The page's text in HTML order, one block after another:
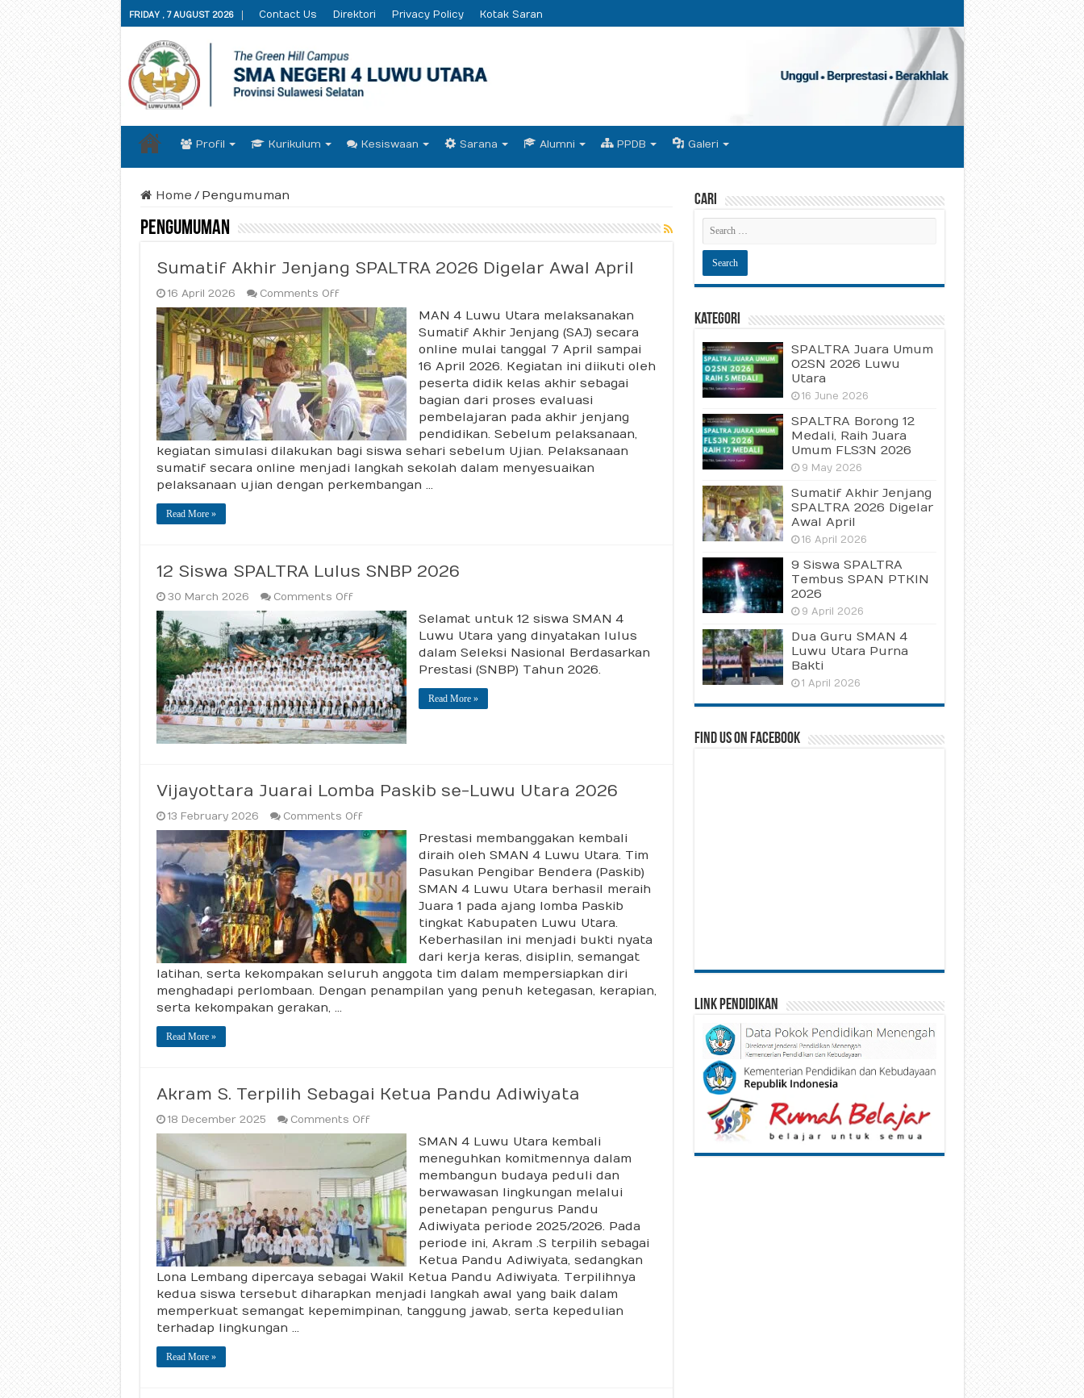
FRIDAY , 7 AUGUST 2026 Contact Us Direktori Privacy Policy Kotak Saran
Profil Kurikulum Kesiswaan Sarana Alumni PPDB Galeri
Home / Pengumuman
Pengumuman
Sumatif Akhir Jenjang SPALTRA 2026 Digelar Awal April
16 April 2026 Comments Offon
Sumatif
Akhir
Jenjang
SPALTRA
2026
Digelar
Awal
April
MAN 4 Luwu Utara melaksanakan
Sumatif Akhir Jenjang (SAJ) secara
online mulai tanggal 7 April sampai
16 April 2026. Kegiatan ini diikuti oleh
peserta didik kelas akhir sebagai
bagian dari proses evaluasi
pembelajaran pada akhir jenjang
pendidikan. Sebelum pelaksanaan,
kegiatan simulasi dilakukan bagi siswa sehari sebelum Ujian. Pelaksanaan
sumatif secara online menjadi langkah sekolah dalam menyesuaikan
pelaksanaan ujian dengan perkembangan …
Read More »
12 Siswa SPALTRA Lulus SNBP 2026
30 March 2026 Comments Offon
Siswa
SPALTRA
Lulus
SNBP
2026
Selamat untuk 12 siswa SMAN 4
Luwu Utara yang dinyatakan lulus
dalam Seleksi Nasional Berdasarkan
Prestasi (SNBP) Tahun 2026.
Read More »
Vijayottara Juarai Lomba Paskib se-Luwu Utara 2026
13 February 2026 Comments Offon
Vijayottara
Juarai
Lomba
Paskib
se-
Luwu
Utara
2026
Prestasi membanggakan kembali
diraih oleh SMAN 4 Luwu Utara. Tim
Pasukan Pengibar Bendera (Paskib)
SMAN 4 Luwu Utara berhasil meraih
Juara 1 pada ajang lomba Paskib
tingkat Kabupaten Luwu Utara.
Keberhasilan ini menjadi bukti nyata
dari kerja keras, disiplin, semangat
latihan, serta kekompakan seluruh anggota tim dalam mempersiapkan diri
menghadapi perlombaan. Dengan penampilan yang penuh ketegasan, kerapian,
serta kekompakan gerakan, …
Read More »
Akram S. Terpilih Sebagai Ketua Pandu Adiwiyata
18 December 2025 Comments Offon
Akram
S.
Terpilih
Sebagai
Ketua
Pandu
Adiwiyata
SMAN 4 Luwu Utara kembali
meneguhkan komitmennya dalam
membangun budaya peduli dan
berwawasan lingkungan melalui
penetapan pengurus Pandu
Adiwiyata periode 2025/2026. Pada
periode ini, Akram .S terpilih sebagai
Ketua Pandu Adiwiyata, sedangkan
Lona Lembang dipercaya sebagai Wakil Ketua Pandu Adiwiyata. Terpilihnya
kedua siswa tersebut diharapkan menjadi langkah awal yang baik dalam
memperkuat semangat kepemimpinan, tanggung jawab, serta kepedulian
terhadap lingkungan …
Read More »
Cari
Kategori
SPALTRA Juara Umum
O2SN 2026 Luwu
Utara
16 June 2026
SPALTRA Borong 12
Medali, Raih Juara
Umum FLS3N 2026
9 May 2026
Sumatif Akhir Jenjang
SPALTRA 2026 Digelar
Awal April
16 April 2026
9 Siswa SPALTRA
Tembus SPAN PTKIN
2026
9 April 2026
Dua Guru SMAN 4
Luwu Utara Purna
Bakti
1 April 2026
Find us on Facebook
Link Pendidikan